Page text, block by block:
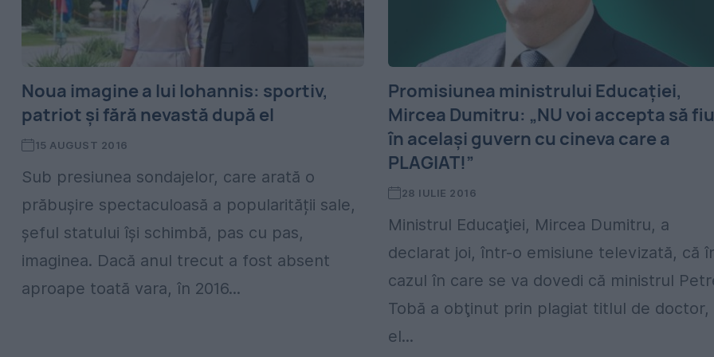
Noua imagine a lui Iohannis: sportiv,
patriot și fără nevastă după el
15 AUGUST 2016
Sub presiunea sondajelor, care arată o
prăbușire spectaculoasă a popularității sale,
șeful statului își schimbă, pas cu pas,
imaginea. Dacă anul trecut a fost absent
aproape toată vara, în 2016...
Promisiunea ministrului Educaţiei,
Mircea Dumitru: „NU voi accepta să
în acelaşi guvern cu cineva care a
PLAGIAT!”
28 IULIE 2016
Ministrul Educaţiei, Mircea Dumitru, a
declarat joi, într-o emisiune televizată, că
cazul în care se va dovedi că ministrul
Tobă a obţinut prin plagiat titlul de doctor,
el...